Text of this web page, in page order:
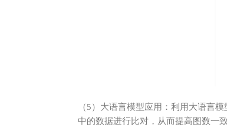
（5）大语言模型应用：利用大语言
中的数据进行比对，从而提高图数一